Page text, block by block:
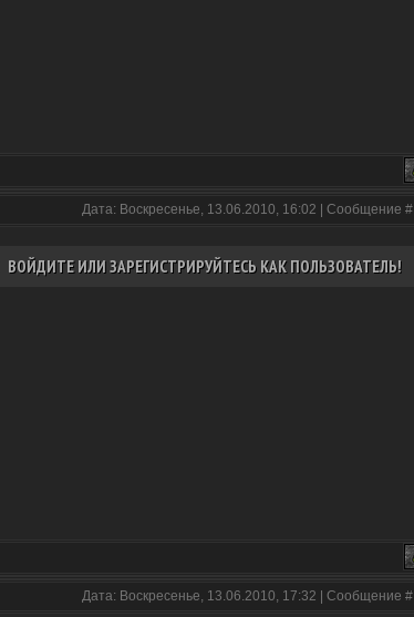
Дата: Воскресенье, 13.06.2010, 16:02 | Сообщение #
ВОЙДИТЕ ИЛИ ЗАРЕГИСТРИРУЙТЕСЬ КАК ПОЛЬЗОВАТЕЛЬ!
Дата: Воскресенье, 13.06.2010, 17:32 | Сообщение #